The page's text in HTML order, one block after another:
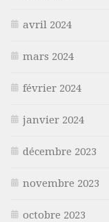
avril 2024
mars 2024
février 2024
janvier 2024
décembre 2023
novembre 2023
octobre 2023